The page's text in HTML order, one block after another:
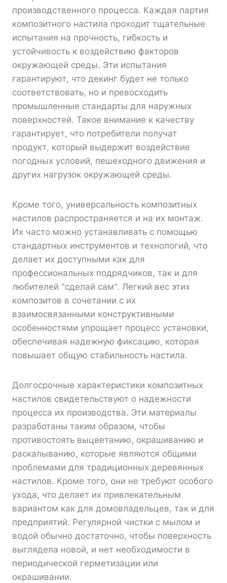
производственного процесса. Каждая партия
композитного настила проходит тщательные
испытания на прочность, гибкость и
устойчивость к воздействию факторов
окружающей среды. Эти испытания
гарантируют, что декинг будет не только
соответствовать, но и превосходить
промышленные стандарты для наружных
поверхностей. Такое внимание к качеству
гарантирует, что потребители получат
продукт, который выдержит воздействие
погодных условий, пешеходного движения и
других нагрузок окружающей среды.
Кроме того, универсальность композитных
настилов распространяется и на их монтаж.
Их часто можно устанавливать с помощью
стандартных инструментов и технологий, что
делает их доступными как для
профессиональных подрядчиков, так и для
любителей "сделай сам". Легкий вес этих
композитов в сочетании с их
взаимосвязанными конструктивными
особенностями упрощает процесс установки,
обеспечивая надежную фиксацию, которая
повышает общую стабильность настила.
Долгосрочные характеристики композитных
настилов свидетельствуют о надежности
процесса их производства. Эти материалы
разработаны таким образом, чтобы
противостоять выцветанию, окрашиванию и
раскалыванию, которые являются общими
проблемами для традиционных деревянных
настилов. Кроме того, они не требуют особого
ухода, что делает их привлекательным
вариантом как для домовладельцев, так и для
предприятий. Регулярной чистки с мылом и
водой обычно достаточно, чтобы поверхность
выглядела новой, и нет необходимости в
периодической герметизации или
окрашивании.